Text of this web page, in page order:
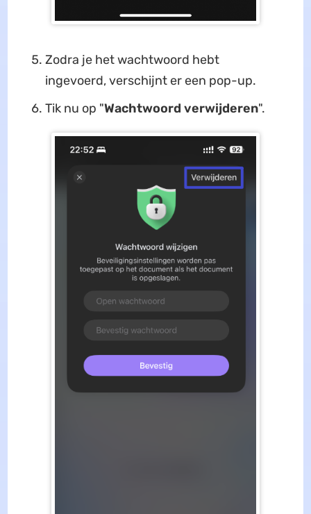
Zodra je het wachtwoord hebt
ingevoerd, verschijnt er een pop-up.
Tik nu op "Wachtwoord verwijderen".